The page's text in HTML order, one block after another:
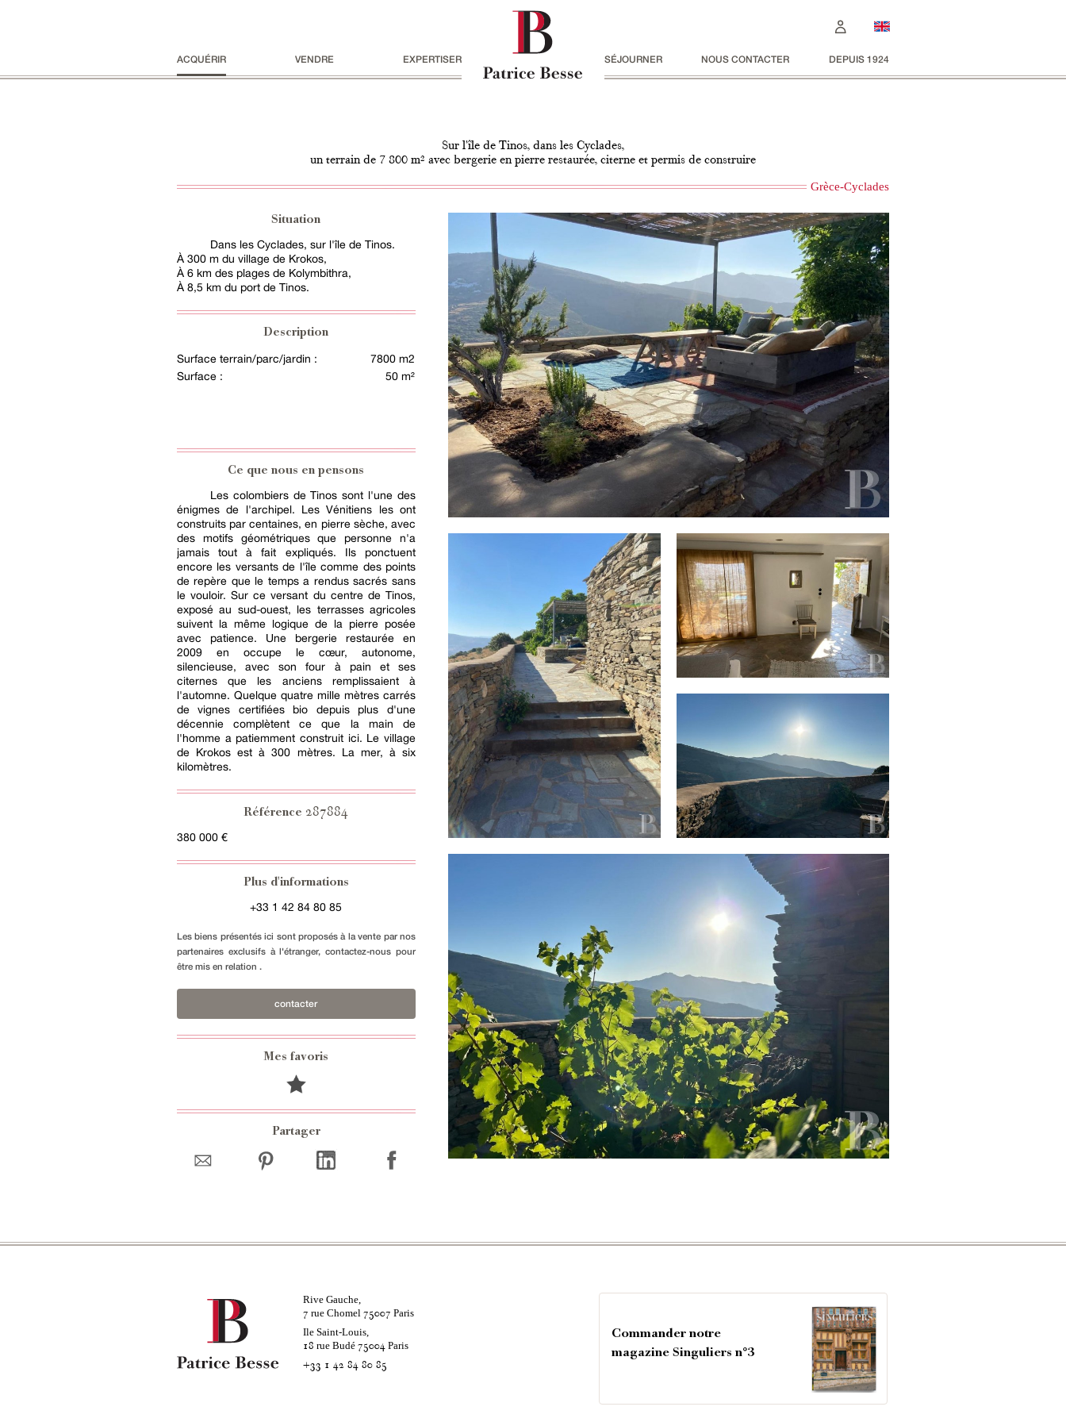
ACQUÉRIR VENDRE EXPERTISER SÉJOURNER NOUS CONTACTER DEPUIS 1924
Sur l'île de Tinos, dans les Cyclades,
un terrain de 7 800 m² avec bergerie en pierre restaurée, citerne et permis de construire
Grèce-Cyclades
Situation
Dans les Cyclades, sur l'île de Tinos.
À 300 m du village de Krokos,
À 6 km des plages de Kolymbithra,
À 8,5 km du port de Tinos.
Description
Surface terrain/parc/jardin :
7800 m2
Surface :
50 m²
Ce que nous en pensons
Les colombiers de Tinos sont l'une des
énigmes de l'archipel. Les Vénitiens les ont
construits par centaines, en pierre sèche, avec
des motifs géométriques que personne n'a
jamais tout à fait expliqués. Ils ponctuent
encore les versants de l'île comme des points
de repère que le temps a rendus sacrés sans
le vouloir. Sur ce versant du centre de Tinos,
exposé au sud-ouest, les terrasses agricoles
suivent la même logique de la pierre posée
avec patience. Une bergerie restaurée en
2009 en occupe le cœur, autonome,
silencieuse, avec son four à pain et ses
citernes que les anciens remplissaient à
l'automne. Quelque quatre mille mètres carrés
de vignes certifiées bio depuis plus d'une
décennie complètent ce que la main de
l'homme a patiemment construit ici. Le village
de Krokos est à 300 mètres. La mer, à six
kilomètres.
Référence 287884
380 000 €
Plus d'informations
+33 1 42 84 80 85
Les biens présentés ici sont proposés à la vente par nos
partenaires exclusifs à l'étranger, contactez-nous pour
être mis en relation .
contacter
Mes favoris
Partager
Rive Gauche,
7 rue Chomel 75007 Paris
Ile Saint-Louis,
18 rue Budé 75004Paris
+33 1 42 84 80 85
Commander notre
magazine Singuliers n°3